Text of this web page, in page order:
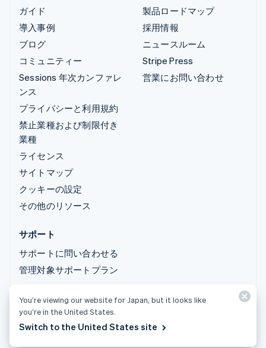
ガイド
導入事例
ブログ
コミュニティー
Sessions 年次カンファレ
ンス
プライバシーと利用規約
禁止業種および制限付き
業種
ライセンス
サイトマップ
クッキーの設定
その他のリソース
製品ロードマップ
採用情報
ニュースルーム
Stripe Press
営業にお問い合わせ
サポート
サポートに問い合わせる
管理対象サポートプラン
© 2026 Stripe, LLC
You’re viewing our website for Japan, but it looks like
you’re in the United States.
Switch to the United States site